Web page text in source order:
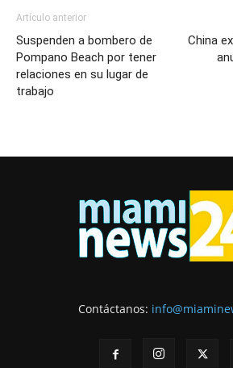
Artículo anterior
Suspenden a bombero de
Pompano Beach por tener
relaciones en su lugar de
trabajo
China
Contáctanos: